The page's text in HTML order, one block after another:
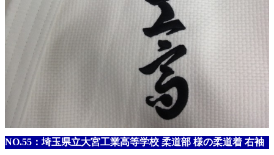
NO.55：埼玉県立大宮工業高等学校 柔道部 様の柔道着 右袖